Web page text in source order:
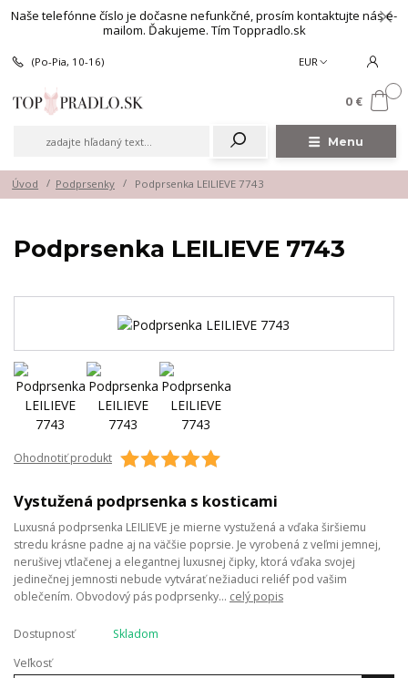
Naše telefónne číslo je dočasne nefunkčné, prosím kontaktujte nás e-
mailom. Ďakujeme. Tím Toppradlo.sk
Menu
EUR
(Po-Pia, 10-16)
0 €
Úvod Podprsenky Podprsenka LEILIEVE 7743
Podprsenka LEILIEVE 7743
Ohodnotiť produkt
Vystužená podprsenka s kosticami
Luxusná podprsenka LEILIEVE je mierne vystužená a vďaka širšiemu
stredu krásne padne aj na väčšie poprsie. Je vyrobená z veľmi jemnej,
nerušivej vtlačenej a elegantnej luxusnej čipky, ktorá vďaka svojej
jedinečnej jemnosti nebude vytvárať nežiaduci reliéf pod vašim
oblečením. Obvodový pás podprsenky... celý popis
Dostupnosť
Skladom
Veľkosť